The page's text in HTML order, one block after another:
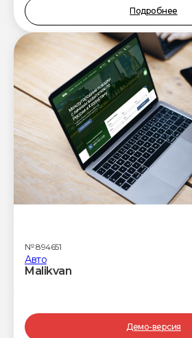
Подробнее
№894651
Авто
Malikvan
Демо-версия